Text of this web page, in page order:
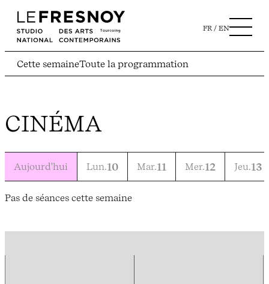
FR EN
Cette semaineToute la programmation
CINÉMA
Aujourd'hui Lun.10 Mar.11 Mer.12 Jeu.13
Pas de séances cette semaine